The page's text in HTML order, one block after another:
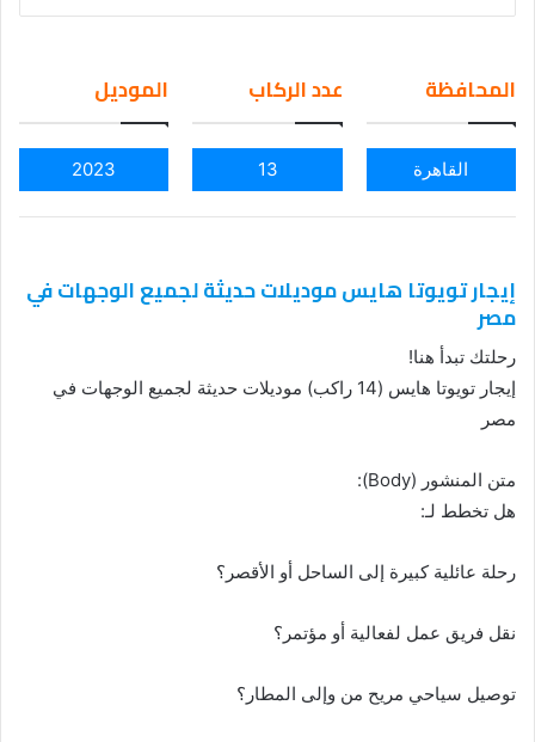
ail
المحافظة
القاهرة
عدد الركاب
13
الموديل
2023
إيجار تويوتا هايس موديلات حديثة لجميع الوجهات في
مصر
رحلتك تبدأ هنا!
إيجار تويوتا هايس (14 راكب) موديلات حديثة لجميع الوجهات في
مصر
متن المنشور (Body):
هل تخطط لـ:
رحلة عائلية كبيرة إلى الساحل أو الأقصر؟
نقل فريق عمل لفعالية أو مؤتمر؟
توصيل سياحي مريح من وإلى المطار؟